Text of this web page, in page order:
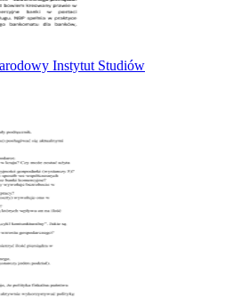
Instytut Studiów